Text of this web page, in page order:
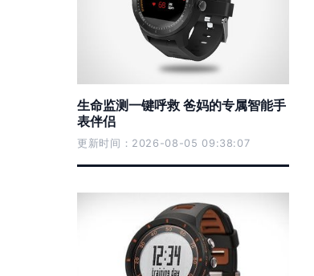
生命监测一键呼救 爸妈的专属智能手
表伴侣
更新时间：2026-08-05 09:38:07